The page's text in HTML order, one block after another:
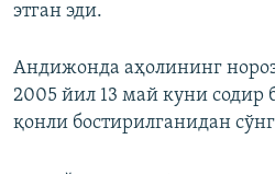
этган эди.
Андижонда аҳолининг
2005 йил 13 май куни содир
қонли бостирилганидан